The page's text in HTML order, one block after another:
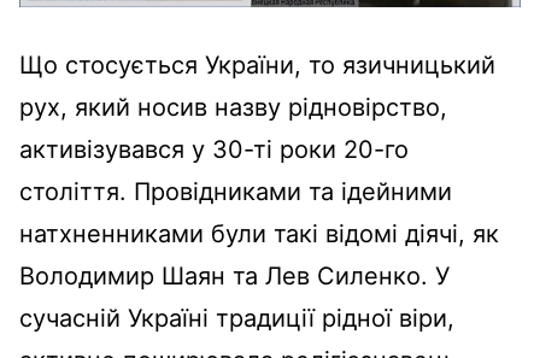
Що стосується України, то язичницький
рух, який носив назву рідновірство,
активізувався у 30-ті роки 20-го
століття. Провідниками та ідейними
натхненниками були такі відомі діячі, як
Володимир Шаян та Лев Силенко. У
сучасній Україні традиції рідної віри,